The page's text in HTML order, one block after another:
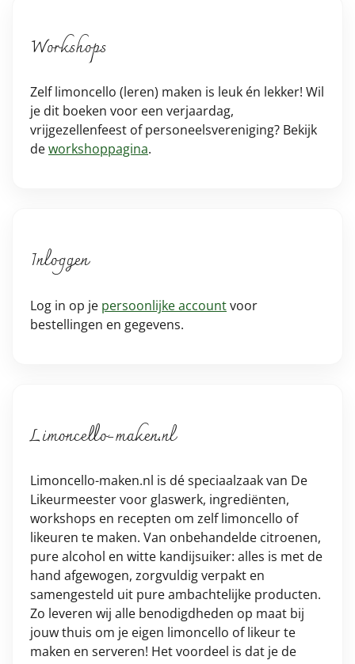
Workshops
Zelf limoncello (leren) maken is leuk én lekker! Wil
je dit boeken voor een verjaardag,
vrijgezellenfeest of personeelsvereniging? Bekijk
deworkshoppagina.
Inloggen
Log in op je persoonlijke accountvoor
bestellingen en gegevens.
Limoncello-maken.nl
Limoncello-maken.nl is dé speciaalzaak van De
Likeurmeester voor glaswerk, ingrediënten,
workshops en recepten om zelf limoncello of
likeuren te maken. Van onbehandelde citroenen,
pure alcohol en witte kandijsuiker: alles is met de
hand afgewogen, zorgvuldig verpakt en
samengesteld uit pure ambachtelijke producten.
Zo leveren wij alle benodigdheden op maat bij
jouw thuis om je eigen limoncello of likeur te
maken en serveren! Het voordeel is dat je de